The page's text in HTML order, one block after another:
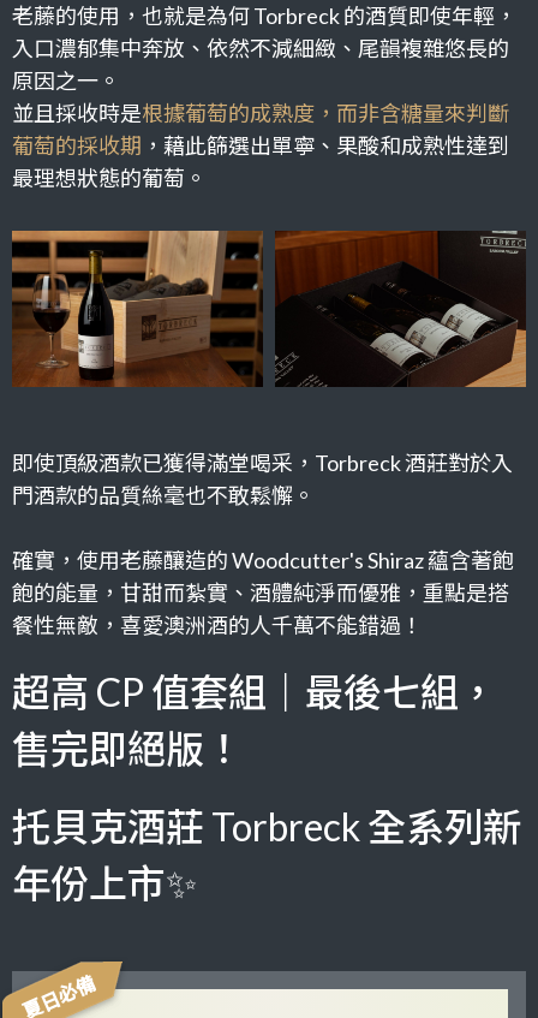
老藤的使用，也就是為何 Torbreck 的酒質即使年輕，
入口濃郁集中奔放、依然不減細緻、尾韻複雜悠長的
原因之一。
並且採收時是根據葡萄的成熟度，而非含糖量來判斷
葡萄的採收期 ，藉此篩選出單寧、果酸和成熟性達到
最理想狀態的葡萄。
即使頂級酒款已獲得滿堂喝采，Torbreck 酒莊對於入
門酒款的品質絲毫也不敢鬆懈。
確實，使用老藤釀造的 Woodcutter's Shiraz 蘊含著飽
飽的能量，甘甜而紮實、酒體純淨而優雅，重點是搭
餐性無敵，喜愛澳洲酒的人千萬不能錯過！
超高 CP 值套組｜最後七組，
售完即絕版！
托貝克酒莊 Torbreck 全系列新
年份上市✨
夏日必備